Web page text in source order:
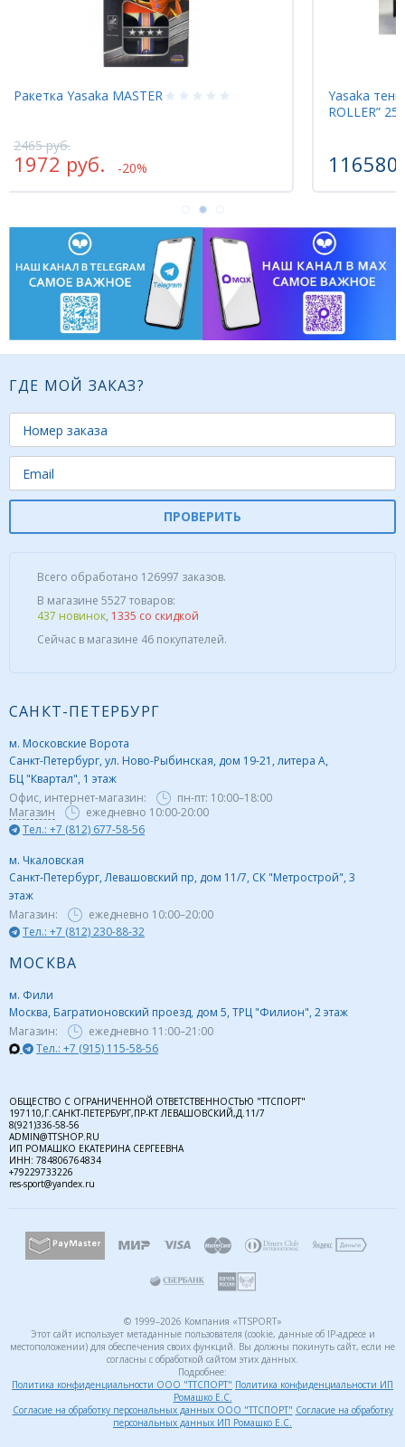
Yasaka теннисный стол “PROGRESS
116580 руб.
ГДЕ МОЙ ЗАКАЗ?
ПРОВЕРИТЬ
Всего обработано 126997 заказов.
В магазине 5527 товаров:
437 новинок, 1335 со скидкой
Сейчас в магазине 46 покупателей.
САНКТ-ПЕТЕРБУРГ
м. Московские Ворота
Санкт-Петербург, ул. Ново-Рыбинская, дом 19-21, литера А,
БЦ "Квартал", 1 этаж
Офис, интернет-магазин:
пн-пт: 10:00–18:00
Магазин
ежедневно 10:00-20:00
Тел.: +7 (812) 677-58-56
м. Чкаловская
Санкт-Петербург, Левашовский пр, дом 11/7, СК "Метрострой", 3
этаж
Магазин:
ежедневно 10:00–20:00
Тел.: +7 (812) 230-88-32
МОСКВА
м. Фили
Москва, Багратионовский проезд, дом 5, ТРЦ "Филион", 2 этаж
Магазин:
ежедневно 11:00–21:00
Тел.: +7 (915) 115-58-56
ОБЩЕСТВО С ОГРАНИЧЕННОЙ ОТВЕТСТВЕННОСТЬЮ "ТТСПОРТ"
197110,Г.САНКТ-ПЕТЕРБУРГ,ПР-КТ ЛЕВАШОВСКИЙ,Д.11/7
8(921)336-58-56
ADMIN@TTSHOP.RU
ИП РОМАШКО ЕКАТЕРИНА СЕРГЕЕВНА
ИНН: 784806764834
+79229733226
res-sport@yandex.ru
© 1999–2026 Компания «TTSPORT»
Этот сайт использует метаданные пользователя (cookie, данные об IP-адресе и
местоположении) для обеспечения своих функций. Вы должны покинуть сайт, если не
согласны с обработкой сайтом этих данных.
Подробнее:
Политика конфиденциальности ООО "ТТСПОРТ" Политика конфиденциальности ИП
Ромашко Е.С.
Согласие на обработку персональных данных ООО "ТТСПОРТ" Согласие на обработку
персональных данных ИП Ромашко Е.С.